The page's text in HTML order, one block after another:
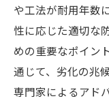
や工法が耐用年数
性に応じた適切な
めの重要なポイン
通じて、劣化の兆
専門家によるアド